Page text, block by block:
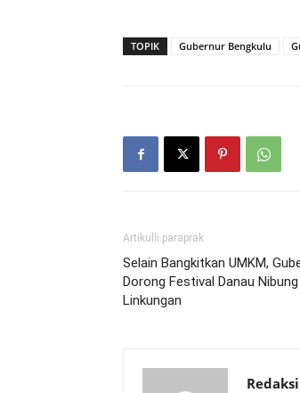
TOPIK Gubernur Bengkulu
Artikulli paraprak
Selain Bangkitkan UMKM,
Dorong Festival Danau
Linkungan
Redaksi